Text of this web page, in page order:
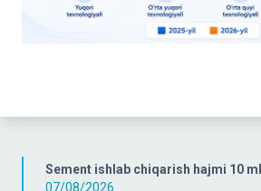
Sement ishlab chiqarish hajmi 10
07/08/2026